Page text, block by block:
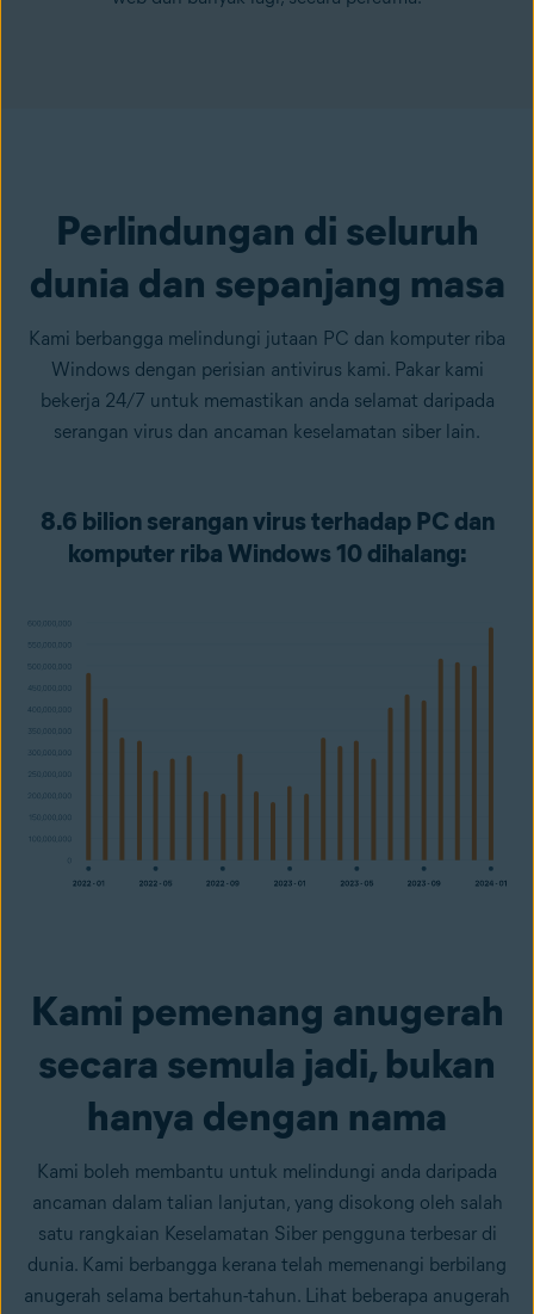
Perlindungan di seluruh
dunia dan sepanjang masa
Kami berbangga melindungi jutaan PC dan komputer riba
Windows dengan perisian antivirus kami. Pakar kami
bekerja 24/7 untuk memastikan anda selamat daripada
serangan virus dan ancaman keselamatan siber lain.
8.6 bilion serangan virus terhadap PC dan
komputer riba Windows 10 dihalang:
Kami pemenang anugerah
secara semula jadi, bukan
hanya dengan nama
Kami boleh membantu untuk melindungi anda daripada
ancaman dalam talian lanjutan, yang disokong oleh salah
satu rangkaian Keselamatan Siber pengguna terbesar di
dunia. Kami berbangga kerana telah memenangi berbilang
anugerah selama bertahun-tahun. Lihat beberapa anugerah